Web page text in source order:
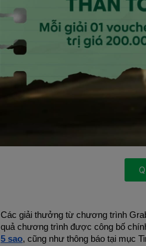
Các giải thưởng từ chương trình
quả chương trình được công bố
5 sao, cũng như thông báo tại mục